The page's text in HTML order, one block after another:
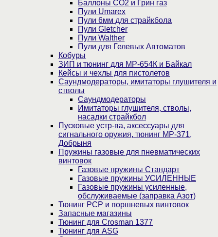
Баллоны CO2 и Грин газ
Пули Umarex
Пули 6мм для страйкбола
Пули Gletcher
Пули Walther
Пули для Гелевых Автоматов
Кобуры
ЗИП и тюнинг для МР-654К и Байкал
Кейсы и чехлы для пистолетов
Саундмодераторы, имитаторы глушителя и
стволы
Саундмодераторы
Имитаторы глушителя, стволы,
насадки страйкбол
Пусковые устр-ва, аксессуары для
сигнального оружия, тюнинг МР-371,
Добрыня
Пружины газовые для пневматических
винтовок
Газовые пружины Стандарт
Газовые пружины УСИЛЕННЫЕ
Газовые пружины усиленные,
обслуживаемые (заправка Азот)
Тюнинг PCP и поршневых винтовок
Запасные магазины
Тюнинг для Crosman 1377
Тюнинг для ASG